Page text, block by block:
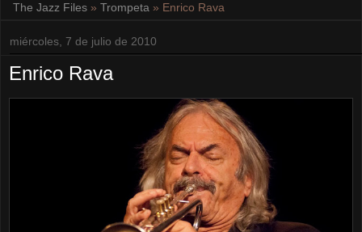
The Jazz Files » Trompeta » Enrico Rava
miércoles, 7 de julio de 2010
Enrico Rava